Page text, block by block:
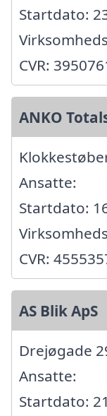
Startdato:
CVR:
ANKO
Ansatte:
Startdato:
CVR:
AS Blik ApS
Drejøgade
Ansatte:
Startdato: